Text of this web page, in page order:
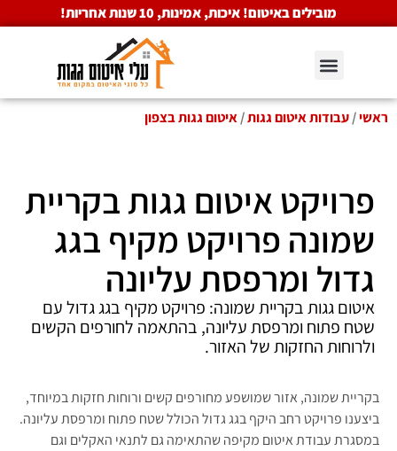
מובילים באיטום! איכות, אמינות, 10 שנות אחריות!
ראשי/עבודות איטום גגות/איטום גגות בצפון
פרויקט איטום גגות בקריית
שמונה פרויקט מקיף בגג
גדול ומרפסת עליונה
איטום גגות בקריית שמונה: פרויקט מקיף בגג גדול עם
שטח פתוח ומרפסת עליונה, בהתאמה לחורפים הקשים
ולרוחות החזקות של האזור.
בקריית שמונה, אזור שמושפע מחורפים קשים ורוחות חזקות במיוחד,
ביצענו פרויקט רחב היקף בגג גדול הכולל שטח פתוח ומרפסת עליונה.
במסגרת עבודת איטום מקיפה שהתאימה גם לתנאי האקלים וגם